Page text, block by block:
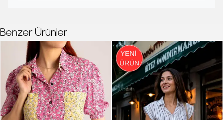
Benzer Ürünler